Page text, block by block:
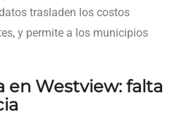
trasladen los costos
y permite a los municipios
en Westview: falta